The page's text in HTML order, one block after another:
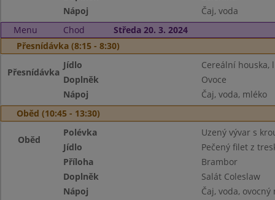
Nápoj
Čaj, voda
Menu
Chod
Středa 20. 3. 2024
Přesnídávka (8:15 - 8:30)
Přesnídávka
Jídlo
Cereální houska,
Doplněk
Ovoce
Nápoj
Čaj, voda, mléko
Oběd (10:45 - 13:30)
Oběd
Polévka
Uzený vývar s
Jídlo
Pečený filet z
Příloha
Brambor
Doplněk
Salát Coleslaw
Nápoj
Čaj, voda, ovocný